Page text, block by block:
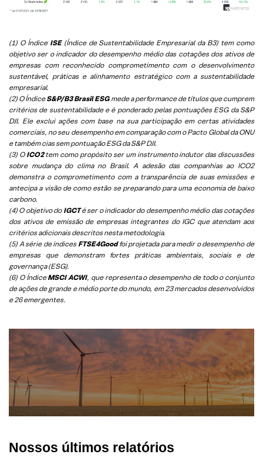
(1) O Índice ISE(Índice de Sustentabilidade Empresarial da B3) tem como
objetivo ser o indicador do desempenho médio das cotações dos ativos de
empresas com reconhecido comprometimento com o desenvolvimento
sustentável, práticas e alinhamento estratégico com a sustentabilidade
empresarial.
(2) O ÍndiceS&P/B3 Brasil ESGmede a performance de títulos que cumprem
critérios de sustentabilidade e é ponderado pelas pontuações ESG da S&P
DJI. Ele exclui ações com base na sua participação em certas atividades
comerciais, no seu desempenho em comparação com o Pacto Global da ONU
e também cias sem pontuação ESG da S&P DJI.
(3) O ICO2tem como propósito ser um instrumento indutor das discussões
sobre mudança do clima no Brasil. A adesão das companhias ao ICO2
demonstra o comprometimento com a transparência de suas emissões e
antecipa a visão de como estão se preparando para uma economia de baixo
carbono.
(4) O objetivo do IGCTé ser o indicador do desempenho médio das cotações
dos ativos de emissão de empresas integrantes do IGC que atendam aos
critérios adicionais descritos nesta metodologia.
(5) A série de índices FTSE4Goodfoi projetada para medir o desempenho de
empresas que demonstram fortes práticas ambientais, sociais e de
governança (ESG).
(6) O ÍndiceMSCI ACWI, que representa o desempenho de todo o conjunto
de ações de grande e médio porte do mundo, em 23 mercados desenvolvidos
e 26 emergentes.
Nossos últimos relatórios